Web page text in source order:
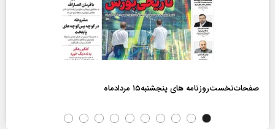
صفحات‌نخست‌روزنامه ها‌ی پنجشنبه‌۱۵ مردادماه